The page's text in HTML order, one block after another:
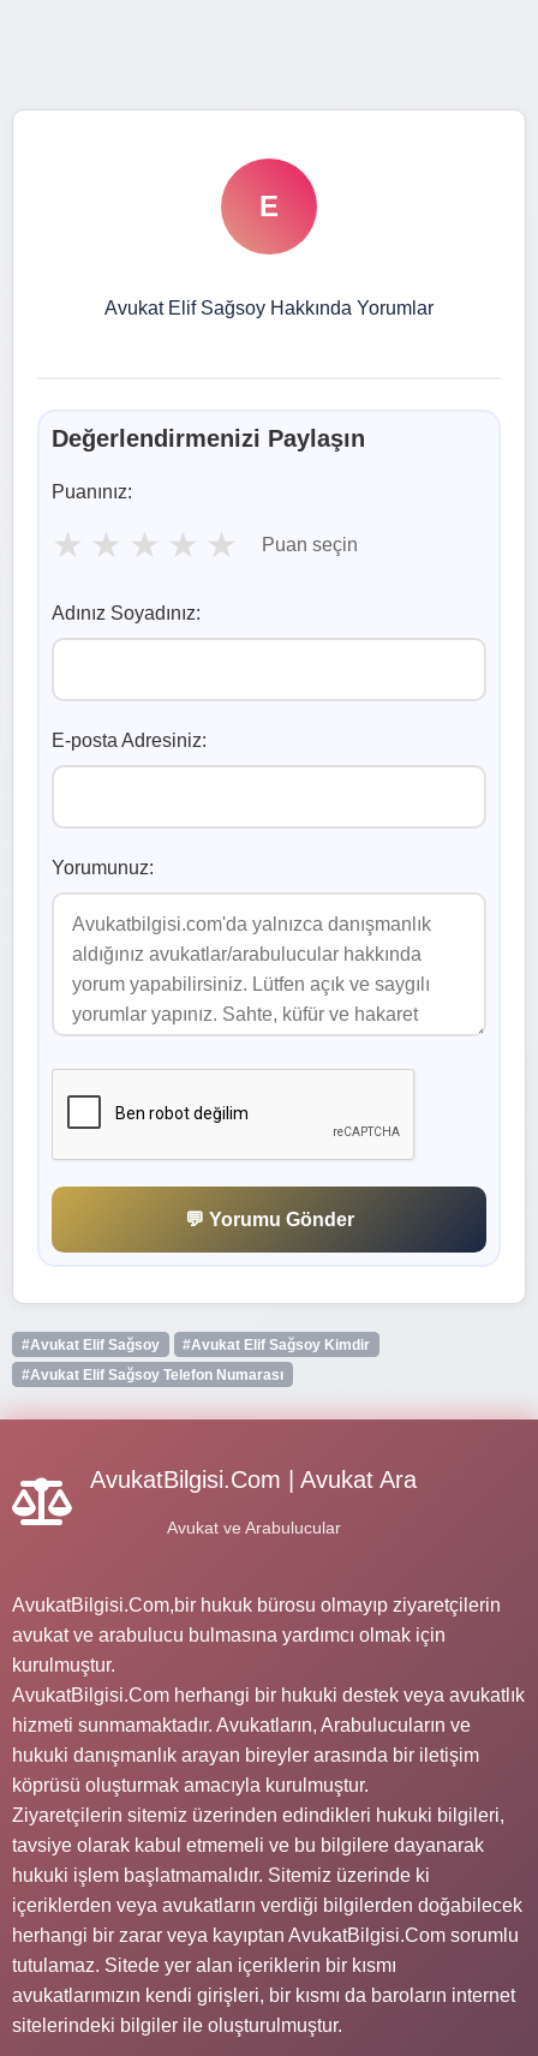
E
Avukat Elif Sağsoy Hakkında Yorumlar
Değerlendirmenizi Paylaşın
Puanınız:
★ ★ ★ ★ ★ Puan seçin
Adınız Soyadınız:
E-posta Adresiniz:
Yorumunuz:
💬 Yorumu Gönder
#Avukat Elif Sağsoy
#Avukat Elif Sağsoy Kimdir
#Avukat Elif Sağsoy Telefon Numarası
AvukatBilgisi.Com | Avukat Ara
Avukat ve Arabulucular
AvukatBilgisi.Com,bir hukuk bürosu olmayıp ziyaretçilerin
avukat ve arabulucu bulmasına yardımcı olmak için
kurulmuştur.
AvukatBilgisi.Com herhangi bir hukuki destek veya avukatlık
hizmeti sunmamaktadır. Avukatların, Arabulucuların ve
hukuki danışmanlık arayan bireyler arasında bir iletişim
köprüsü oluşturmak amacıyla kurulmuştur.
Ziyaretçilerin sitemiz üzerinden edindikleri hukuki bilgileri,
tavsiye olarak kabul etmemeli ve bu bilgilere dayanarak
hukuki işlem başlatmamalıdır. Sitemiz üzerinde ki
içeriklerden veya avukatların verdiği bilgilerden doğabilecek
herhangi bir zarar veya kayıptan AvukatBilgisi.Com sorumlu
tutulamaz. Sitede yer alan içeriklerin bir kısmı
avukatlarımızın kendi girişleri, bir kısmı da baroların internet
sitelerindeki bilgiler ile oluşturulmuştur.